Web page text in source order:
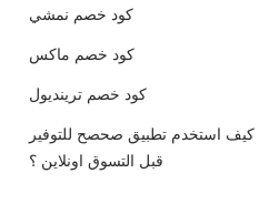
كود خصم نمشي
كود خصم ماكس
كود خصم ترينديول
كيف استخدم تطبيق صحصح للتوفير
قبل التسوق اونلاين ؟